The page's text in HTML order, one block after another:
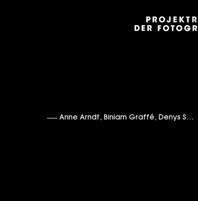
Anne Arndt, Biniam Graffé, Denys Saitov